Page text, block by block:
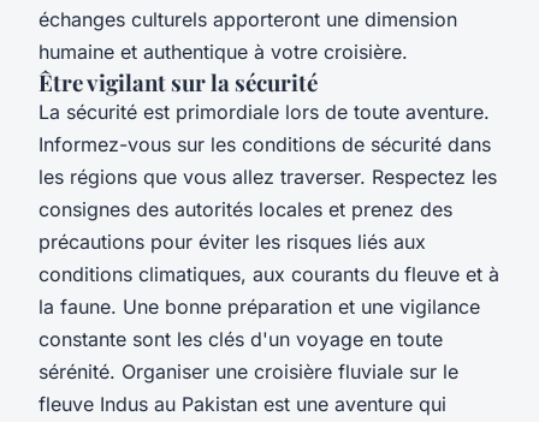
échanges culturels apporteront une dimension
humaine et authentique à votre croisière.
Être vigilant sur la sécurité
La sécurité est primordiale lors de toute aventure.
Informez-vous sur les conditions de sécurité dans
les régions que vous allez traverser. Respectez les
consignes des autorités locales et prenez des
précautions pour éviter les risques liés aux
conditions climatiques, aux courants du fleuve et à
la faune. Une bonne préparation et une vigilance
constante sont les clés d'un voyage en toute
sérénité. Organiser une croisière fluviale sur le
fleuve Indus au Pakistan est une aventure qui